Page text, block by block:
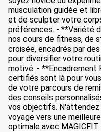
musculation guidée et
et de sculpter votre
préférences. - **Variété
nos cours de fitness, de
croisée, encadrés par
pour diversifier votre
motivé. - **Encadrement
certifiés sont là pour
de votre parcours de
des conseils
vos objectifs. N'attendez
voyage vers une
optimale avec MAGICFIT